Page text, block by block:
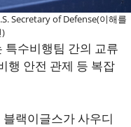
Secretary of Defense(이해를
)
특수비행팀 간의 교류
행 안전 관제 등 복잡
랙이글스가 사우디